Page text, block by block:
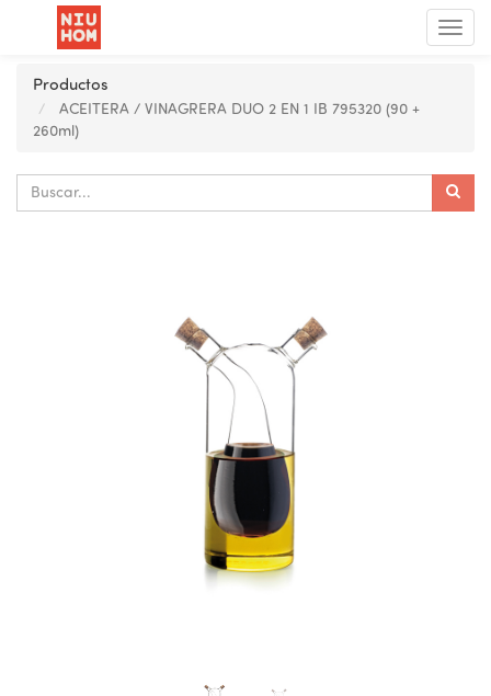
Menú
de
Productos
ACEITERA / VINAGRERA DUO 2 EN 1 IB 795320 (90 +
260ml)